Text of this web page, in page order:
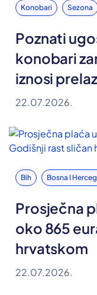
Konobari Sezona
Poznati
konobari
iznosi
22.07.2026.
Bih Bosna I
Prosječna
oko 865
hrvatskom
22.07.2026.